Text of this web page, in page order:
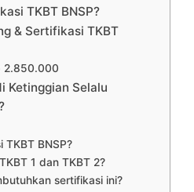
TKBT BNSP?
& Sertifikasi TKBT
2.850.000
Ketinggian Selalu
BNSP?
1 dan TKBT 2?
sertifikasi ini?